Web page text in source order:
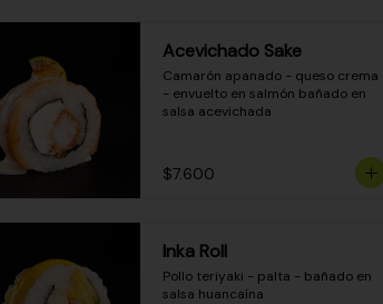
Acevichado Sake
Camarón apanado - queso crema
- envuelto en salmón bañado en
salsa acevichada
$7.600
Inka Roll
Pollo teriyaki - palta - bañado en
salsa huancaína